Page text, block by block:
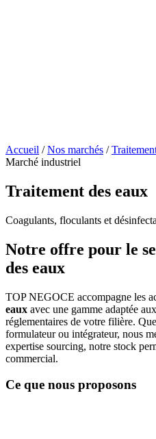
Accueil / Nos marchés /
Marché industriel
Traitement des eaux
Coagulants, floculants et
Notre offre pour le
des eaux
TOP NEGOCE accompagne les
eaux avec une gamme adaptée
réglementaires de votre filière.
formulateur ou intégrateur, nous
expertise sourcing, notre stock
commercial.
Ce que nous proposons